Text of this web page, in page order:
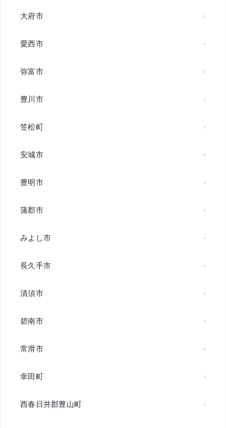
大府市
愛西市
弥富市
豊川市
笠松町
安城市
豊明市
蒲郡市
みよし市
長久手市
清須市
碧南市
常滑市
幸田町
西春日井郡豊山町